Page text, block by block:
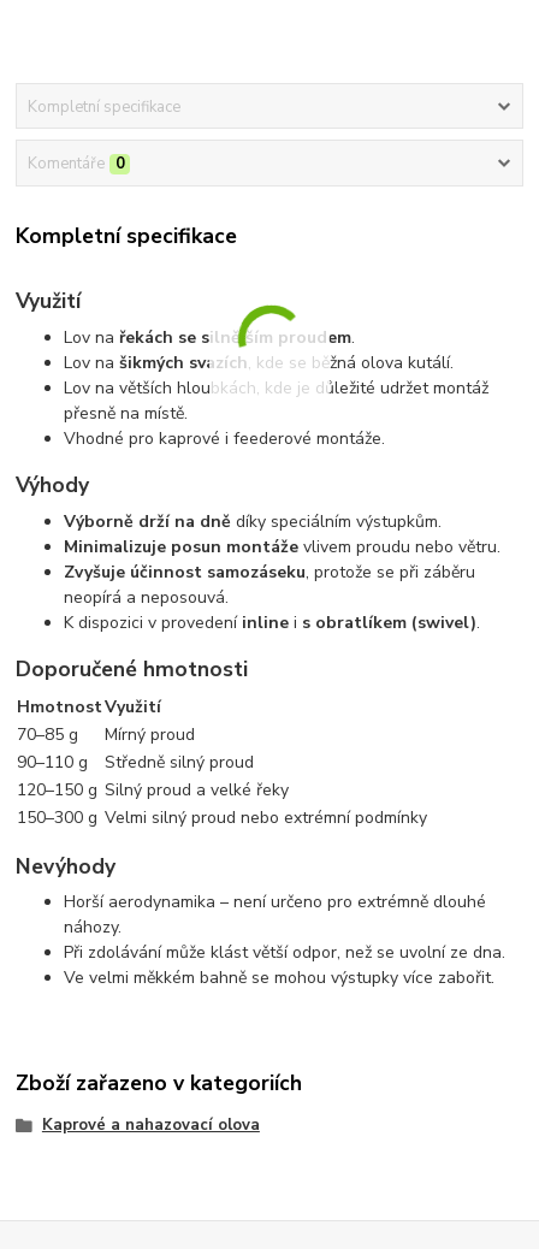
Kompletní specifikace
Komentáře 0
Kompletní specifikace
Využití
Lov na řekách se silnějším proudem.
Lov našikmých svazích, kde se běžná olova kutálí.
Lov na větších hloubkách, kde je důležité udržet montáž
přesně na místě.
Vhodné pro kaprové i feederové montáže.
Výhody
Výborně drží na dně díky speciálním výstupkům.
Minimalizuje posun montáže vlivem proudu nebo větru.
Zvyšuje účinnost samozáseku, protože se při záběru
neopírá a neposouvá.
K dispozici v provedení inline i s obratlíkem (swivel).
Doporučené hmotnosti
HmotnostVyužití
70–85 g
Mírný proud
90–110 g
Středně silný proud
120–150 g Silný proud a velké řeky
150–300 g Velmi silný proud nebo extrémní podmínky
Nevýhody
Horší aerodynamika – není určeno pro extrémně dlouhé
náhozy.
Při zdolávání může klást větší odpor, než se uvolní ze dna.
Ve velmi měkkém bahně se mohou výstupky více zabořit.
Zboží zařazeno v kategoriích
Kaprové a nahazovací olova